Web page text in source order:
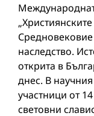
Средновековие
наследство.
открита в
днес. В
участници от
световни